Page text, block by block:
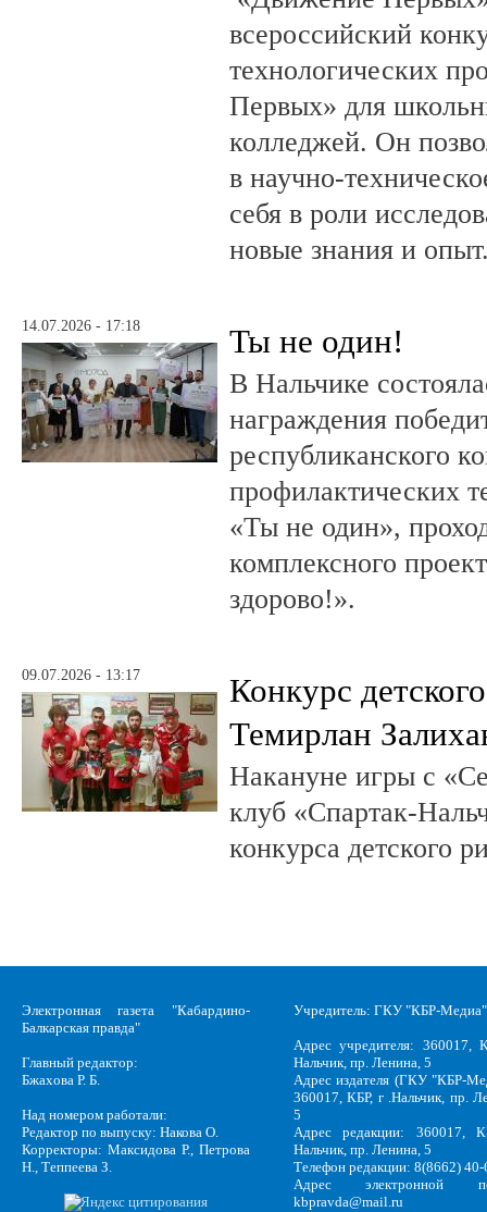
всероссийский
технологических
Первых» для
колледжей. Он
в научно-
себя в роли
новые знания и
14.07.2026 - 17:18 Ты не один!
В Нальчике
награждения
республиканского
профилактических
«Ты не один»,
комплексного
здорово!».
09.07.2026 - 13:17
Конкурс
Темирлан
Накануне игры с
клуб «Спартак-
конкурса детского
Электронная газета "Кабардино-
Балкарская правда"
Главный редактор:
Бжахова Р. Б.
Над номером работали:
Редактор по выпуску: Накова О.
Корректоры: Максидова Р., Петрова
Н., Теппеева З.
Учредитель: ГКУ "КБР-Медиа"
Адрес учредителя: 360017,
Нальчик, пр. Ленина, 5
Адрес издателя (ГКУ "КБР-
360017, КБР, г .Нальчик, пр.
5
Адрес редакции: 360017,
Нальчик, пр. Ленина, 5
Телефон редакции: 8(8662)
Адрес электронной
kbpravda@mail.ru